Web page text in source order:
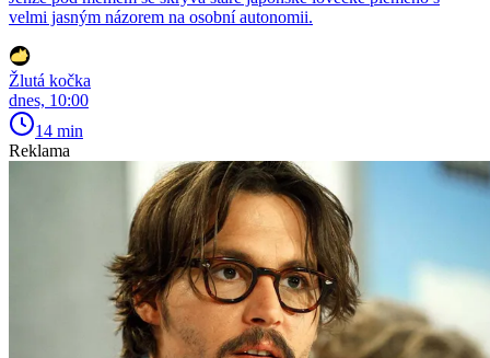
velmi jasným názorem na osobní autonomii.
Žlutá kočka
dnes, 10:00
14 min
Reklama